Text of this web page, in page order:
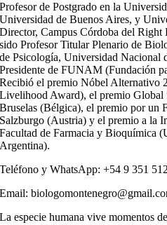
Profesor de Postgrado en la
Universidad de Buenos Aires, y
Director, Campus Córdoba del
sido Profesor Titular Plenario de
de Psicología, Universidad Nacional
Presidente de FUNAM (Fundación
Recibió el premio Nóbel Alternativo
Livelihood Award), el premio Global
Bruselas (Bélgica), el premio por un
Salzburgo (Austria) y el premio a la
Facultad de Farmacia y Bioquímica
Argentina).
Teléfono y WhatsApp: +54 9 351
Email:
La especie humana vive momentos